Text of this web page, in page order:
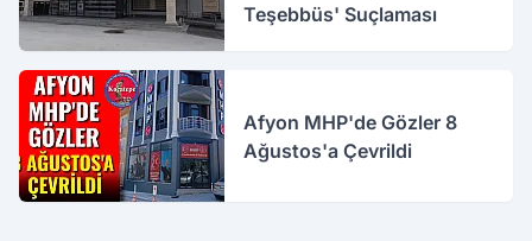
Teşebbüs' Suçlaması
Afyon MHP'de Gözler 8
Ağustos'a Çevrildi